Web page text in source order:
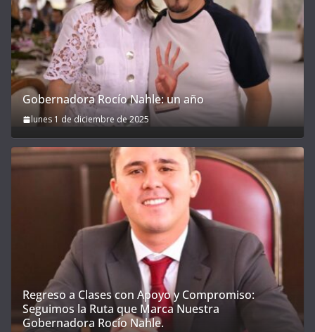
Gobernadora Rocío Nahle: un año
lunes 1 de diciembre de 2025
Regreso a Clases con Apoyo y Compromiso:
Seguimos la Ruta que Marca Nuestra
Gobernadora Rocío Nahle.